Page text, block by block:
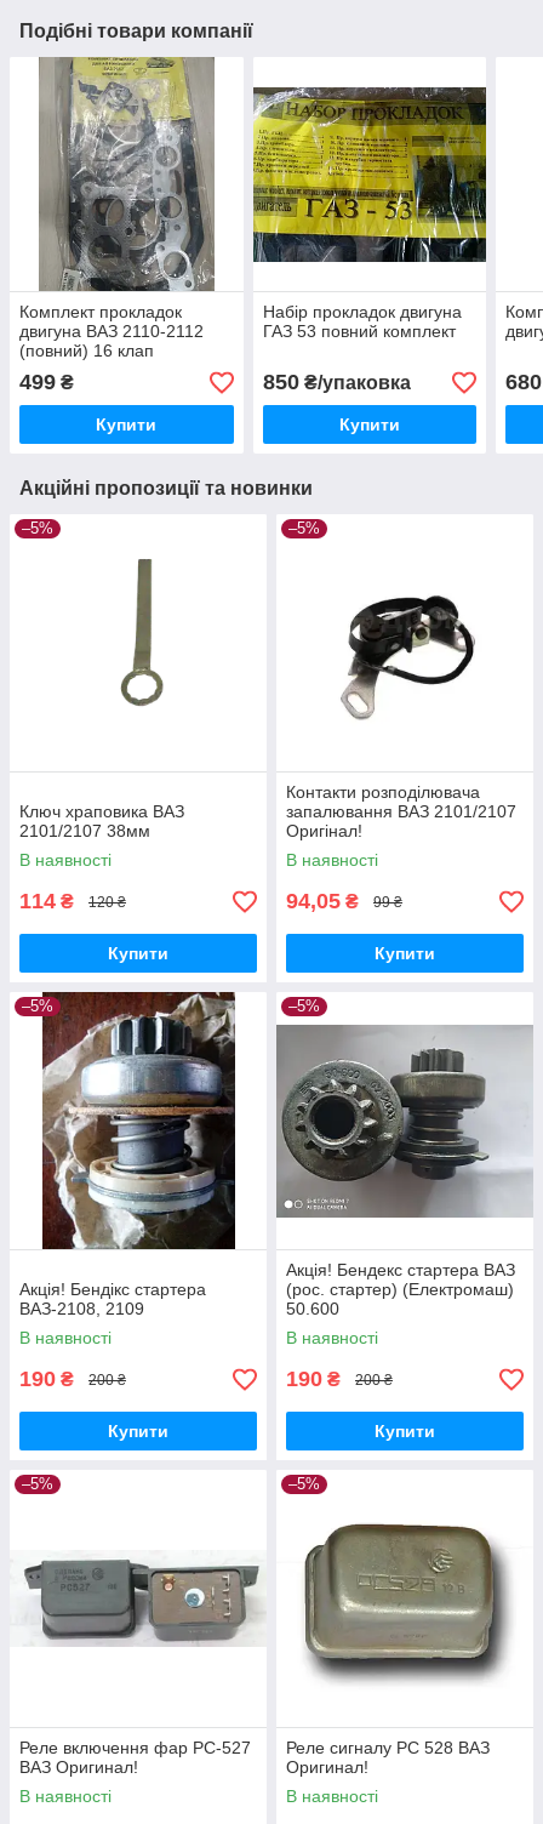
Подібні товари компанії
Комплект прокладок
двигуна ВАЗ 2110-2112
(повний) 16 клап
499 ₴
Купити
Набір прокладок двигуна
ГАЗ 53 повний комплект
850₴/упаковка
Купити
680
Акційні пропозиції та новинки
–5%
Ключ храповика ВАЗ
2101/2107 38мм
В наявності
114 ₴ 120 ₴
Купити
–5%
Контакти розподілювача
запалювання ВАЗ 2101/2107
Оригінал!
В наявності
94,05 ₴ 99 ₴
Купити
–5%
Акція! Бендікс стартера
ВАЗ-2108, 2109
В наявності
190 ₴ 200 ₴
Купити
–5%
Акція! Бендекс стартера ВАЗ
(рос. стартер) (Електромаш)
50.600
В наявності
190 ₴ 200 ₴
Купити
–5%
Реле включення фар РС-527
ВАЗ Оригинал!
В наявності
–5%
Реле сигналу РС 528 ВАЗ
Оригинал!
В наявності